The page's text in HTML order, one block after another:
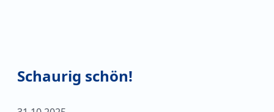
Schaurig schön!